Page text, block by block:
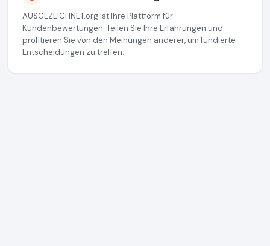
AUSGEZEICHNET.org ist Ihre Plattform für
Kundenbewertungen. Teilen Sie Ihre Erfahrungen und
profitieren Sie von den Meinungen anderer, um fundierte
Entscheidungen zu treffen.